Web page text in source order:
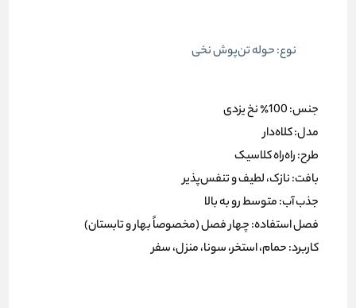
نوع: حوله تن‌پوش نخی
جنس: 100٪ نخ یزدی
مدل: کلاه‌دار
طرح: راه‌راه کلاسیک
بافت: نازک، لطیف و تنفس‌پذیر
جذب آب: متوسط رو به بالا
فصل استفاده: چهار فصل (مخصوصاً بهار و تابستان)
کاربرد: حمام، استخر، سونا، منزل، سفر